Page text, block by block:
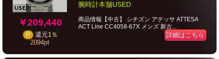
￥209,440
P 還元1％
2094pt
腕時計本舗USED
商品情報【中古】 シチズン アテッサ ATTESA
ACT Line CC4058-67X メンズ 新古...
詳細はこちら